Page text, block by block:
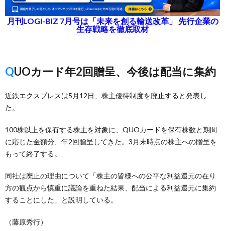
月刊LOGI-BIZ 7月号は「未来を創る輸送改革」 先行企業の
生存戦略を徹底取材
QUOカード年2回贈呈、今後は配当に集約
近鉄エクスプレスは5月12日、株主優待制度を廃止すると発表し
た。
100株以上を保有する株主を対象に、QUOカードを保有株数と期間
に応じた金額分、年2回贈呈してきた。3月末時点の株主への贈呈を
もって終了する。
同社は廃止の理由について「株主の皆様への公平な利益還元の在り
方の観点から慎重に議論を重ねた結果、配当による利益還元に集約
することにした」と説明している。
（藤原秀行）